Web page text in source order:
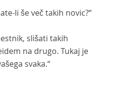
li še več takih novic?“
slišati takih
na drugo. Tukaj je
svaka.“